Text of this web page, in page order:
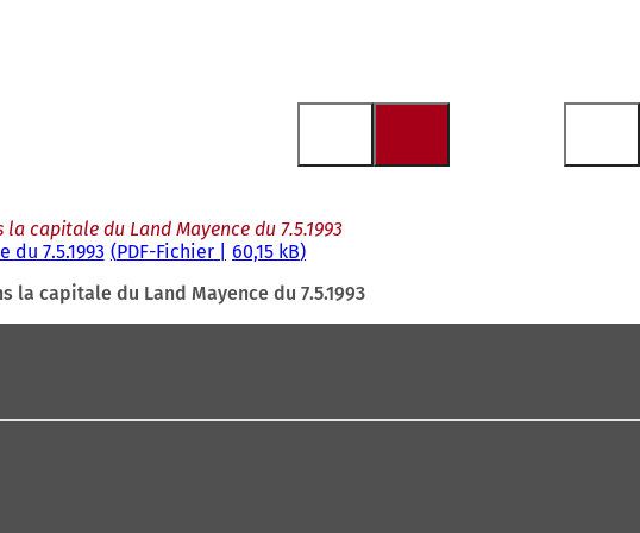
capitale du Land Mayence du 7.5.1993
7.5.1993 PDF-Fichier 60,15 kB
capitale du Land Mayence du 7.5.1993